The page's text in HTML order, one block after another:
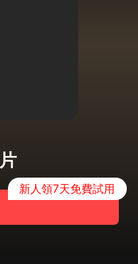
新人領7天免費試用